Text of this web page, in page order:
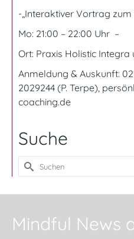
-„Interaktiver Vortrag zum
Mo: 21:00 – 22:00 Uhr –
Ort: Praxis Holistic Integra
Anmeldung & Auskunft:
2029244 (P. Terpe),
coaching.de
Suche
Suche
nach:
Mindful News